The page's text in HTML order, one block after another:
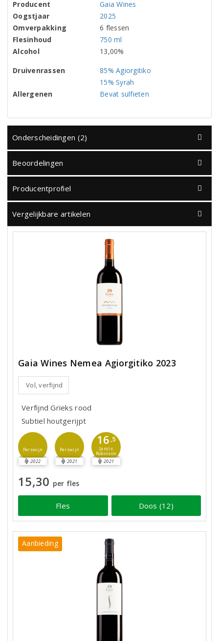
Producent
Gaia Wines
Oogstjaar
2025
Omverpakking
6 flessen
Flesinhoud
750 ml
Alcohol
13,00%
Druivenrassen
85% Agiorgitiko
15% Syrah
Allergenen
Bevat sulfieten
Onderscheidingen (2)
Beoordelingen
Producentprofiel
Vergelijkbare artikelen
Gaia Wines Nemea Agiorgitiko 2023
Vol, verfijnd
Verfijnd Grieks rood
Subtiel houtgerijpt
Perswijn
2022
Perswijn
2021
16 ,5
Jancis
Robinson
2021
15,30 per fles
Fles Doos (12)
Aanbieding